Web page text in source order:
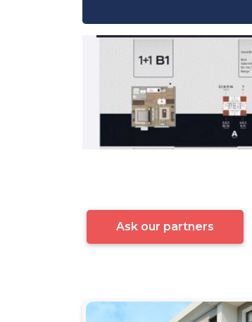
Ask our partners